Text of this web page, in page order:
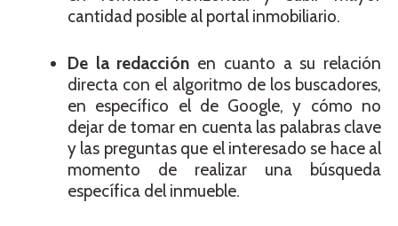
cantidad posible al portal inmobiliario.
De la redacción en cuanto a su relación
directa con el algoritmo de los buscadores,
en específico el de Google, y cómo no
dejar de tomar en cuenta las palabras clave
y las preguntas que el interesado se hace al
momento de realizar una búsqueda
específica del inmueble.